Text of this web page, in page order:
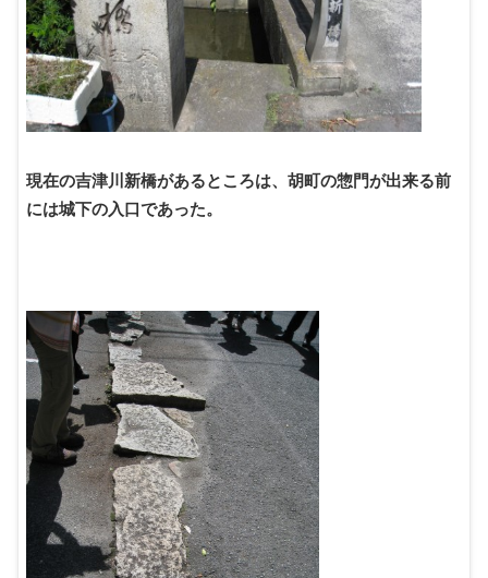
現在の吉津川新橋があるところは、胡町の惣門が出来る前
には城下の入口であった。